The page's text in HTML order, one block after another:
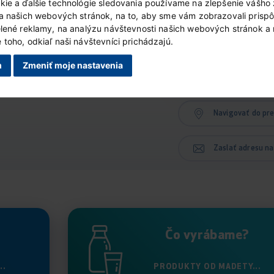
a ďalšie technológie sledovania používame na zlepšenie vášho
našich webových stránok, na to, aby sme vám zobrazovali
reklamy, na analýzu návštevnosti našich webových stránok a
toho, odkiaľ naši návštevníci prichádzajú.
Zmeniť moje nastavenia
Navigovať do
Zaslať adresu
70% 100 g
syr 60% 125 g
Čo vyrábame?
PRODUKTY OD MADETY...